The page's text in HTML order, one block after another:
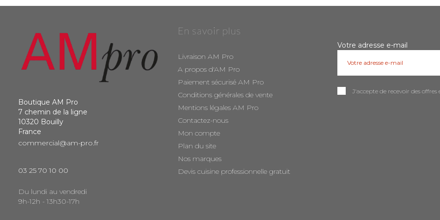
Boutique AM Pro
7 chemin de la ligne
10320 Bouilly
France
commercial@am-pro.fr
03 25 70 10 00
Du lundi au vendredi
9h-12h - 13h30-17h
En savoir plus
Livraison AM Pro
A propos d'AM Pro
Paiement sécurisé AM Pro
Conditions générales de vente
Mentions légales AM Pro
Contactez-nous
Mon compte
Plan du site
Nos marques
Devis cuisine professionnelle gratuit
Votre adresse e-mail
J'accepte de recevoir des